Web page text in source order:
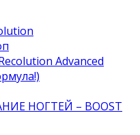
Advanced
НОГТЕЙ – BOOST